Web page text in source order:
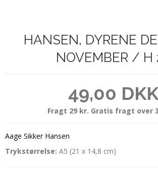
HANSEN, DYRENE
NOVEMBER / H
49,00 DKK
Fragt 29 kr. Gratis fragt over
Aage Sikker Hansen
Trykstørrelse: A5 (21 x 14,8 cm)